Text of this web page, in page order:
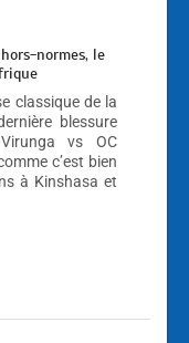
normes, le
classique de la
blessure
vs OC
c’est bien
à Kinshasa et